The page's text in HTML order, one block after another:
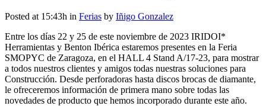
Posted at 15:43h in Ferias by Iñigo Gonzalez
Entre los días 22 y 25 de este noviembre de 2023 IRIDOI*
Herramientas y Benton Ibérica estaremos presentes en la Feria
SMOPYC de Zaragoza, en el HALL 4 Stand A/17-23, para mostrar
a todos nuestros clientes y amigos todas nuestras soluciones para
Construcción. Desde perforadoras hasta discos brocas de diamante,
le ofreceremos información de primera mano sobre todas las
novedades de producto que hemos incorporado durante este año.